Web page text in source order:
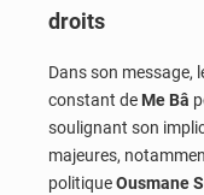
droits
Dans son message,
constant de Me Bâ
soulignant son
majeures,
politiqueOusmane